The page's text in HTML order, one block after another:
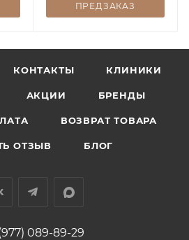
ПРЕДЗАКАЗ
КОНТАКТЫ КЛИНИКИ
АКЦИИ БРЕНДЫ
ВОЗВРАТ ТОВАРА
ОТЗЫВ БЛОГ
089-89-29